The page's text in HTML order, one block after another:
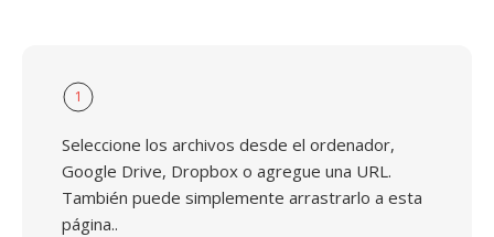
1
Seleccione los archivos desde el ordenador,
Google Drive, Dropbox o agregue una URL.
También puede simplemente arrastrarlo a esta
página..